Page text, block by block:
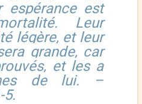
espérance est
Leur
légère, et leur
grande, car
et les a
de lui. –
5.